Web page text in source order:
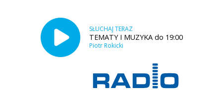
SŁUCHAJ TERAZ
TEMATY I MUZYKA do 19:00
Piotr Rokicki